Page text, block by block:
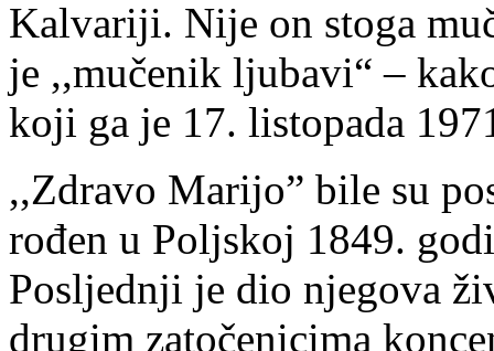
Kalvariji. Nije on stoga
je ,,mučenik ljubavi“ –
koji ga je 17. listopada
,,Zdravo Marijo” bile su
rođen u Poljskoj 1849.
Posljednji je dio njegova
drugim zatočenicima